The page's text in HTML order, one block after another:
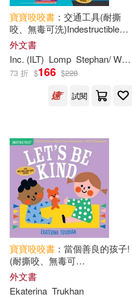
寶寶咬咬書 ：交通工具(耐撕
咬、無毒可洗)Indestructibles:
Things That Go!: Chew Proof ·
Rip Proof · Nontoxic · 100%
Washable
外文書
Inc. (ILT) Lomp Stephan/ Workman Publishing Co.
73 折 $166 $228
試閱
寶寶咬咬書 ：當個善良的孩子!
(耐撕咬、無毒可
洗)Indestructibles: Let’s Be
Kind
外文書
Ekaterina Trukhan